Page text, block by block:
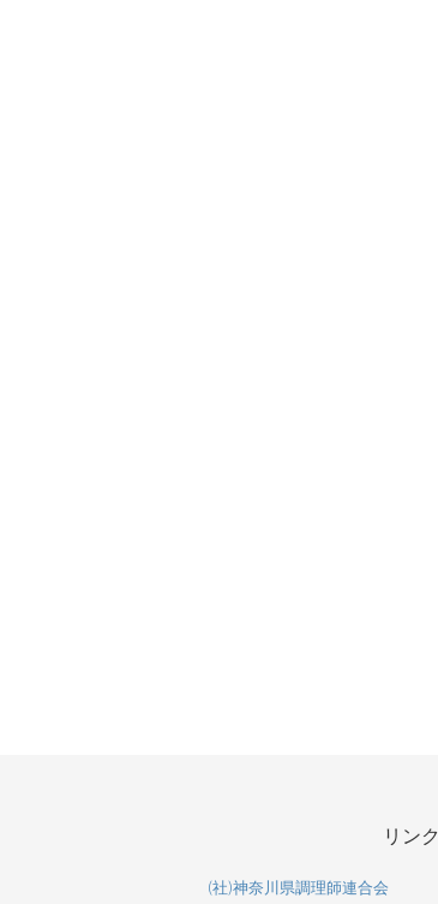
リンク
(社)神奈川県調理師連合会